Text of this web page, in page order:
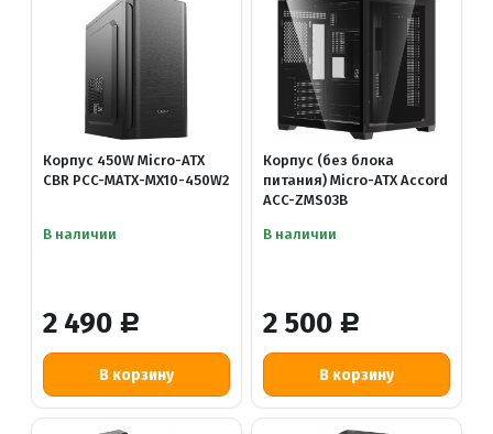
2 490 Р
Корпус 450W Micro-ATX
CBR PCC-MATX-MX10-450W2
В наличии
2 500 Р
Корпус (без блока
питания) Micro-ATX Accord
ACC-ZMS03B
В наличии